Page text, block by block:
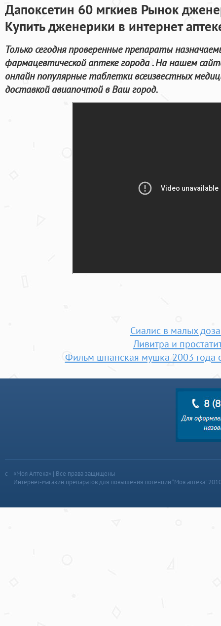
Дапоксетин 60 мгкиев Рынок
Купить дженерики в интернет
Только сегодня проверенные препараты
фармацевтической аптеке города . На нашем
онлайн популярные таблетки всеизвестных
доставкой авиапочтой в Ваш город.
Сиалис в малых
Ливитра и
Фильм шпанская мушка 2003 года
«Моя Аптека» | Все права защищены
Интернет-магазин препаратов для повышения потенции “Моя аптека”